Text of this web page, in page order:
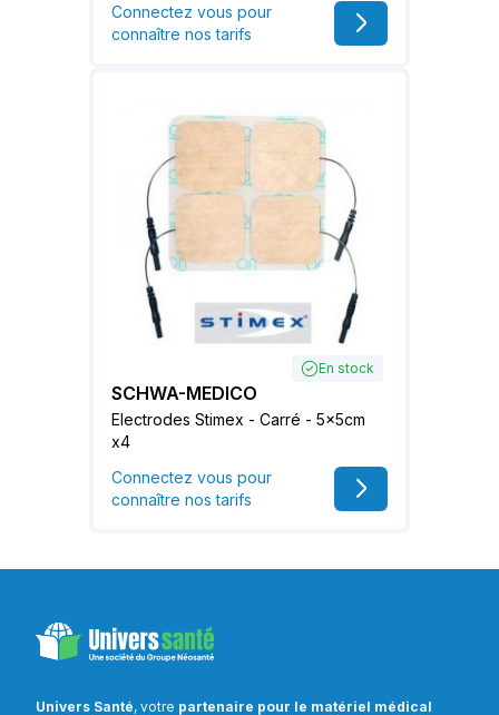
Connectez vous pour
connaître nos tarifs
En stock
SCHWA-MEDICO
Electrodes Stimex - Carré - 5x5cm
x4
Connectez vous pour
connaître nos tarifs
Univers Santé, votre partenaire pour le matériel médical